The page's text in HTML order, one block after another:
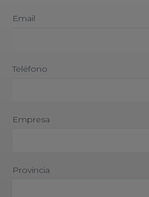
Email
Teléfono
Empresa
Provincia